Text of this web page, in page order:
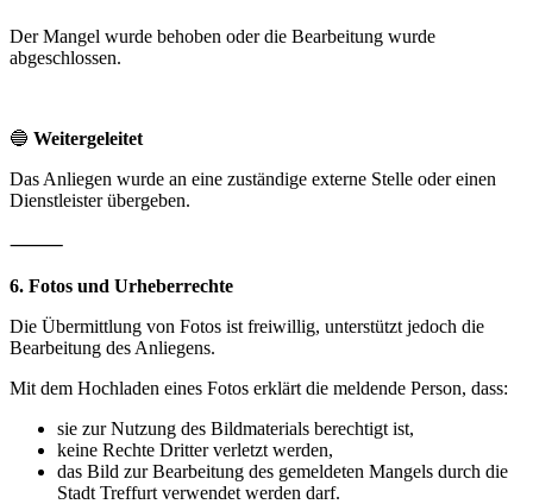
Der Mangel wurde behoben oder die Bearbeitung wurde
abgeschlossen.
🔵 Weitergeleitet
Das Anliegen wurde an eine zuständige externe Stelle oder einen
Dienstleister übergeben.
⸻
6. Fotos und Urheberrechte
Die Übermittlung von Fotos ist freiwillig, unterstützt jedoch die
Bearbeitung des Anliegens.
Mit dem Hochladen eines Fotos erklärt die meldende Person, dass:
sie zur Nutzung des Bildmaterials berechtigt ist,
keine Rechte Dritter verletzt werden,
das Bild zur Bearbeitung des gemeldeten Mangels durch die
Stadt Treffurt verwendet werden darf.